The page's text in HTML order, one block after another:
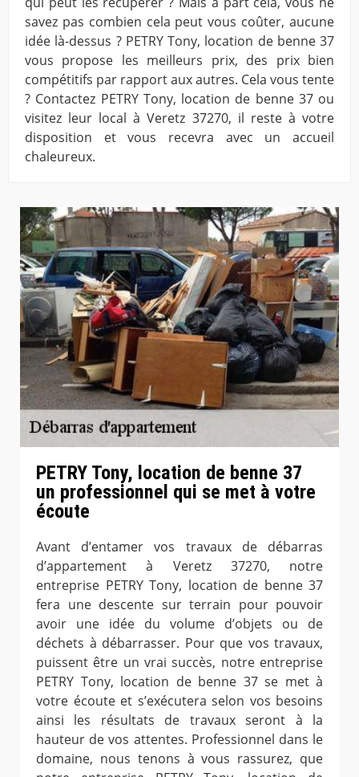
savez pas combien cela peut vous coûter, aucune
idée là-dessus ? PETRY Tony, location de benne 37
vous propose les meilleurs prix, des prix bien
compétitifs par rapport aux autres. Cela vous tente
? Contactez PETRY Tony, location de benne 37 ou
visitez leur local à Veretz 37270, il reste à votre
disposition et vous recevra avec un accueil
chaleureux.
PETRY Tony, location de benne 37
un professionnel qui se met à votre
écoute
Avant d’entamer vos travaux de débarras
d’appartement à Veretz 37270, notre
entreprise PETRY Tony, location de benne 37
fera une descente sur terrain pour pouvoir
avoir une idée du volume d’objets ou de
déchets à débarrasser. Pour que vos travaux,
puissent être un vrai succès, notre entreprise
PETRY Tony, location de benne 37 se met à
votre écoute et s’exécutera selon vos besoins
ainsi les résultats de travaux seront à la
hauteur de vos attentes. Professionnel dans le
domaine, nous tenons à vous rassurez, que